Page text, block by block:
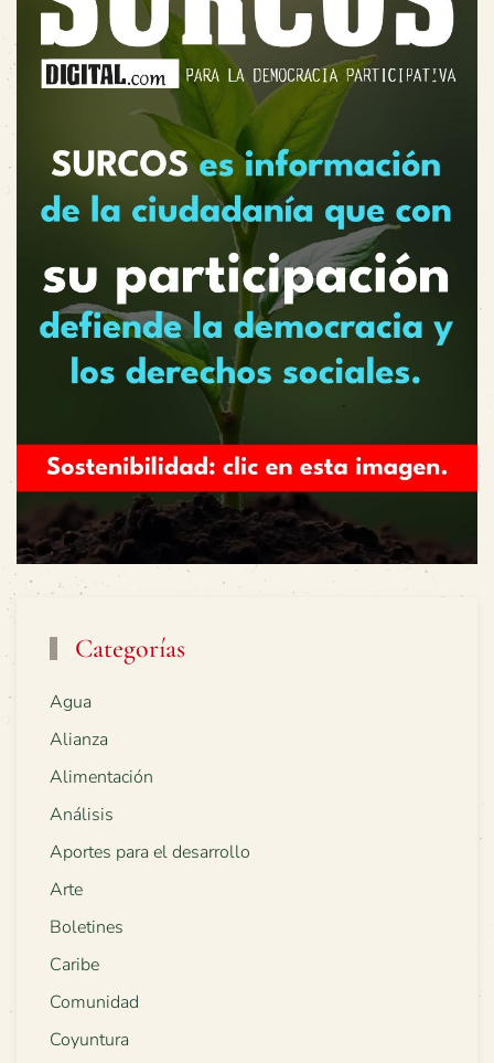
Categorías
Agua
Alianza
Alimentación
Análisis
Aportes para el desarrollo
Arte
Boletines
Caribe
Comunidad
Coyuntura